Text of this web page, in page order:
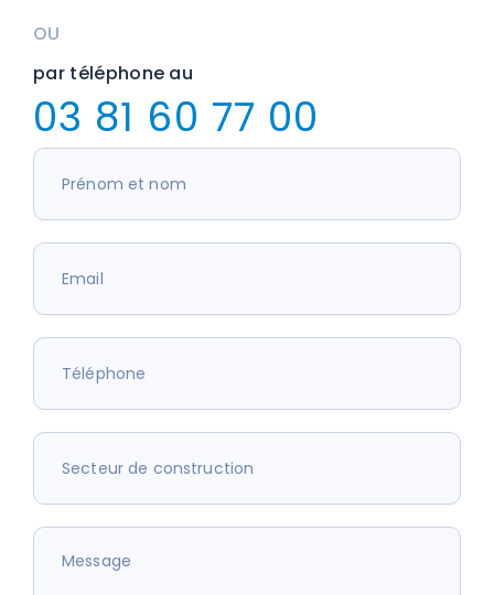
OU
par téléphone au
03 81 60 77 00